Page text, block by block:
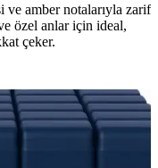
amber notalarıyla zarif
özel anlar için ideal,
çeker.